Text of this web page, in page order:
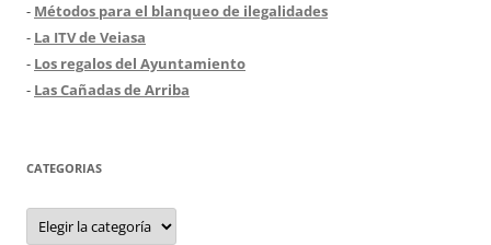
- Métodos para el blanqueo de ilegalidades
- La ITV de Veiasa
- Los regalos del Ayuntamiento
- Las Cañadas de Arriba
CATEGORIAS
Categorias